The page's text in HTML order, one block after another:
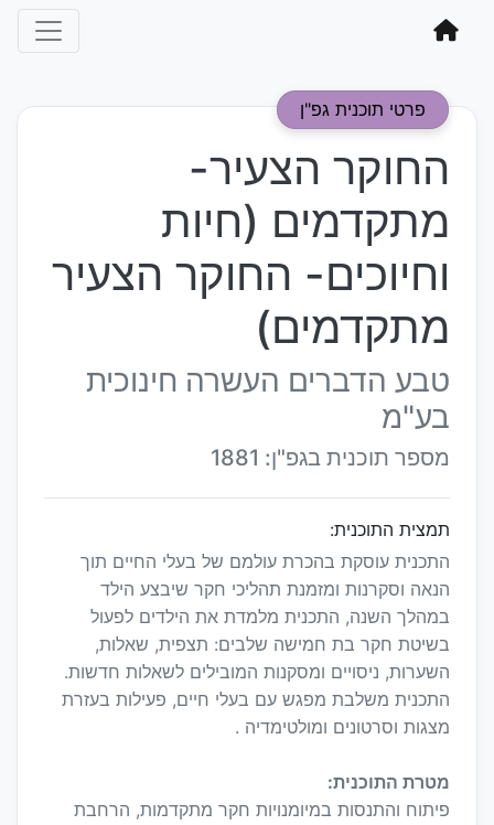
פרטי תוכנית גפ"ן
החוקר הצעיר-
מתקדמים (חיות
וחיוכים- החוקר הצעיר
מתקדמים)
טבע הדברים העשרה חינוכית
בע"מ
מספר תוכנית בגפ"ן: 1881
תמצית התוכנית:
התכנית עוסקת בהכרת עולמם של בעלי החיים תוך
הנאה וסקרנות ומזמנת תהליכי חקר שיבצע הילד
במהלך השנה, התכנית מלמדת את הילדים לפעול
בשיטת חקר בת חמישה שלבים: תצפית, שאלות,
השערות, ניסויים ומסקנות המובילים לשאלות חדשות.
התכנית משלבת מפגש עם בעלי חיים, פעילות בעזרת
מצגות וסרטונים ומולטימדיה .
מטרת התוכנית:
פיתוח והתנסות במיומנויות חקר מתקדמות, הרחבת